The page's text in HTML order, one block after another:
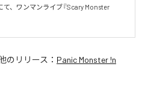
、ワンマンライブ『Scary Monster
のリリース： Panic Monster !n